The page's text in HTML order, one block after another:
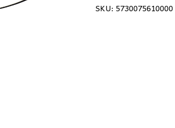
NEGRO
SKU: 5730075610000